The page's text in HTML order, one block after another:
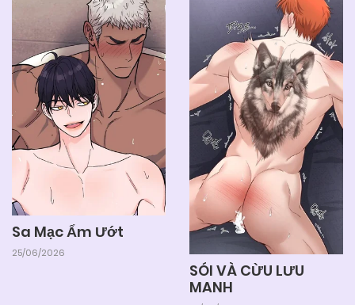
Sa Mạc Ẩm Ướt
25/06/2026
SÓI VÀ CỪU LƯU
MANH